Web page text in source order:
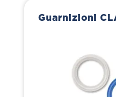
Guarnizioni